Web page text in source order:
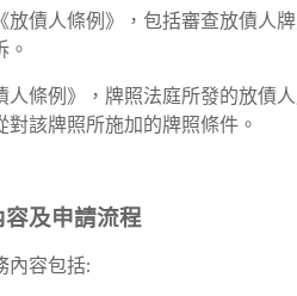
放債人條例》，包括審查放債人
。
人條例》，牌照法庭所發的放債
對該牌照所施加的牌照條件。
容及申請流程
內容包括: